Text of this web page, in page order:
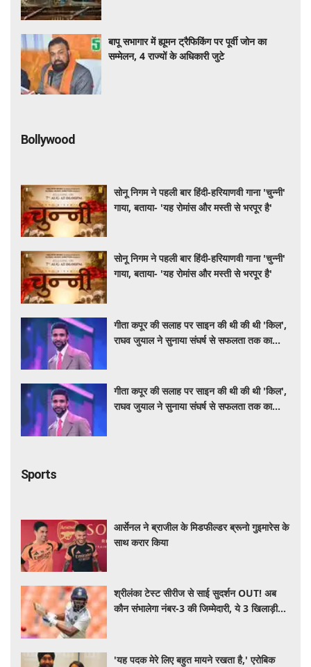
बापू सभागार में ह्यूमन ट्रैफिकिंग पर पूर्वी जोन का
सम्मेलन, 4 राज्यों के अधिकारी जुटे
Bollywood
सोनू निगम ने पहली बार हिंदी-हरियाणवी गाना 'चुन्नी'
गाया, बताया- 'यह रोमांस और मस्ती से भरपूर है'
सोनू निगम ने पहली बार हिंदी-हरियाणवी गाना 'चुन्नी'
गाया, बताया- 'यह रोमांस और मस्ती से भरपूर है'
गीता कपूर की सलाह पर साइन की थी की थी 'किल',
राघव जुयाल ने सुनाया संघर्ष से सफलता तक का
गीता कपूर की सलाह पर साइन की थी की थी 'किल',
राघव जुयाल ने सुनाया संघर्ष से सफलता तक का
Sports
आर्सेनल ने ब्राजील के मिडफील्डर ब्रूनो गुइमारेस के
साथ करार किया
श्रीलंका टेस्ट सीरीज से साई सुदर्शन OUT! अब
कौन संभालेगा नंबर-3 की जिम्मेदारी, ये 3 खिलाड़ी
'यह पदक मेरे लिए बहुत मायने रखता है,' एरोबिक